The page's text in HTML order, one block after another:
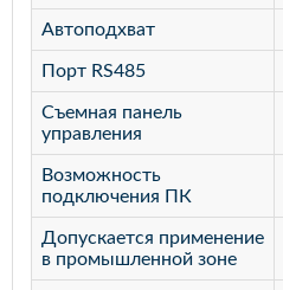
Автоподхват
Порт RS485
Съемная панель
управления
Возможность
подключения ПК
Допускается применение
в промышленной зоне